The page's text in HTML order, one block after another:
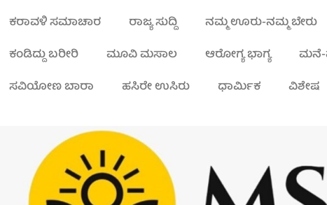
ಕರಾವಳಿ ಸಮಾಚಾರ ರಾಜ್ಯ ಸುದ್ದಿ ನಮ್ಮ ಊರು-ನಮ್ಮ ಬೇರು
ಕಂಡಿದ್ದು ಬರೀರಿ
ಮೂವಿ ಮಸಾಲ ಆರೋಗ್ಯ ಭಾಗ್ಯ ಮನೆ-
ಸವಿಯೋಣ ಬಾರಾ
ಹಸಿರೇ ಉಸಿರು ಧಾರ್ಮಿಕ ವಿಶೇಷ